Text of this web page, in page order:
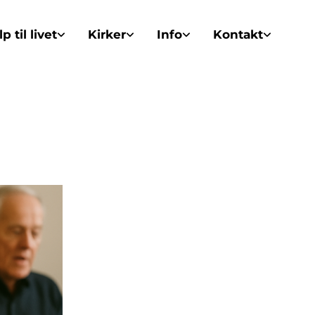
til livet Kirker Info Kontakt